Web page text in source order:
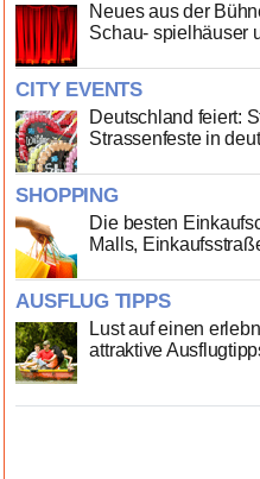
Neues aus der
Schau- spielhäuser
CITY EVENTS
Deutschland feiert:
Strassenfeste in
SHOPPING
Die besten
Malls,
AUSFLUG TIPPS
Lust auf einen
attraktive